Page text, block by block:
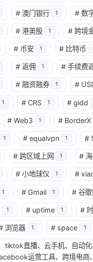
# 澳门银行 1 # 数
# 港美股 1 # 跨境
# 币安 1 # 比特币
# 返佣 1 # 手续费
# 融资融券 1 #
1 # CRS 1 # gidd
# Web3 1 # BorderX
1 # equalvpn 1 #
# 跨区域上网 1 #
# 小地球仪 1 #
1 # Gmail 1 # 谷
1 # uptime 1 #
浏览器 1 # space 1
tiktok直播、云手机、自动化
运营工具、跨境电商